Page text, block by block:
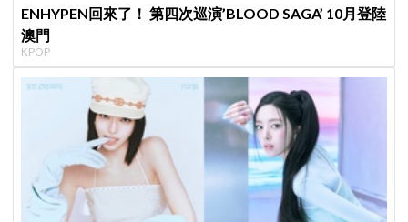
ENHYPEN回來了！ 第四次巡演’BLOOD SAGA’ 10月登陸
澳門
KPOP